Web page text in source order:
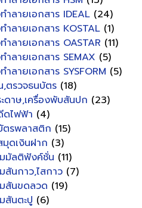
ำลายเอกสาร IDEAL (24)
ำลายเอกสาร KOSTAL (1)
ำลายเอกสาร OASTAR (11)
ำลายเอกสาร SEMAX (5)
ำลายเอกสาร SYSFORM (5)
,ตรวจธนบัตร (18)
ดาษ,เครื่องพับสันปก (23)
ดไฟฟ้า (4)
ตรพลาสติก (15)
ดเงินฝาก (3)
มมัลติฟังค์ชั่น (11)
สันกาว,ไสกาว (7)
มสันขดลวด (19)
สันตะปู (6)